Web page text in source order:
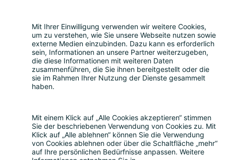
Handelsrücknahme
Service für Batterien
Service für Verpackungen
Fragen und Antworten
FAQ
Kostenrechner
Downloads
Mediathek
Aktuelles und Termine